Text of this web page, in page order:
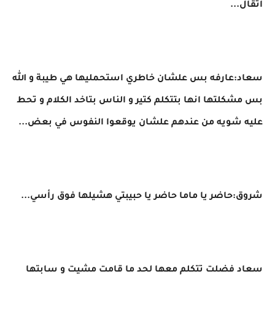
اتقال...
سعاد:عارفه بس علشان خاطري استحمليها هي طيبة و الله
بس مشكلتها انها بتتكلم كتير و الناس بتاخد الكلام و تحط
عليه شويه من عندهم علشان يوقعوا النفوس في بعض...
شروق:حاضر يا ماما حاضر يا حبيبتي هشيلها فوق رأسي...
سعاد فضلت تتكلم معها لحد ما قامت مشيت و سابتها